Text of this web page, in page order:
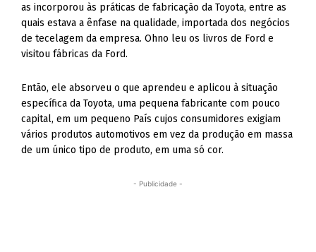
as incorporou às práticas de fabricação da Toyota, entre as
quais estava a ênfase na qualidade, importada dos negócios
de tecelagem da empresa. Ohno leu os livros de Ford e
visitou fábricas da Ford.
Então, ele absorveu o que aprendeu e aplicou à situação
específica da Toyota, uma pequena fabricante com pouco
capital, em um pequeno País cujos consumidores exigiam
vários produtos automotivos em vez da produção em massa
de um único tipo de produto, em uma só cor.
- Publicidade -